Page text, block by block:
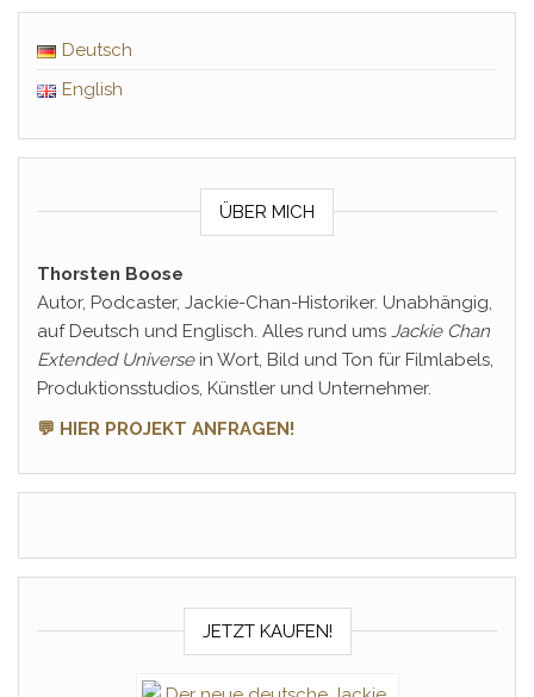
Deutsch
English
ÜBER MICH
Thorsten Boose
Autor, Podcaster, Jackie-Chan-Historiker. Unabhängig,
auf Deutsch und Englisch. Alles rund ums Jackie Chan
Extended Universein Wort, Bild und Ton für Filmlabels,
Produktionsstudios, Künstler und Unternehmer.
💬 HIER PROJEKT ANFRAGEN!
JETZT KAUFEN!